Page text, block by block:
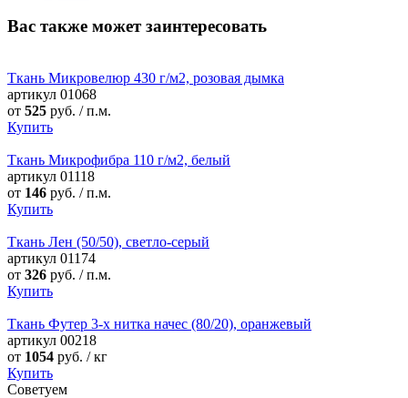
Вас также может заинтересовать
Ткань Микровелюр 430 г/м2, розовая дымка
артикул 01068
от 525 руб. / п.м.
Купить
Ткань Микрофибра 110 г/м2, белый
артикул 01118
от 146 руб. / п.м.
Купить
Ткань Лен (50/50), светло-серый
артикул 01174
от 326 руб. / п.м.
Купить
Ткань Футер 3-х нитка начес (80/20), оранжевый
артикул 00218
от 1054 руб. / кг
Купить
Советуем